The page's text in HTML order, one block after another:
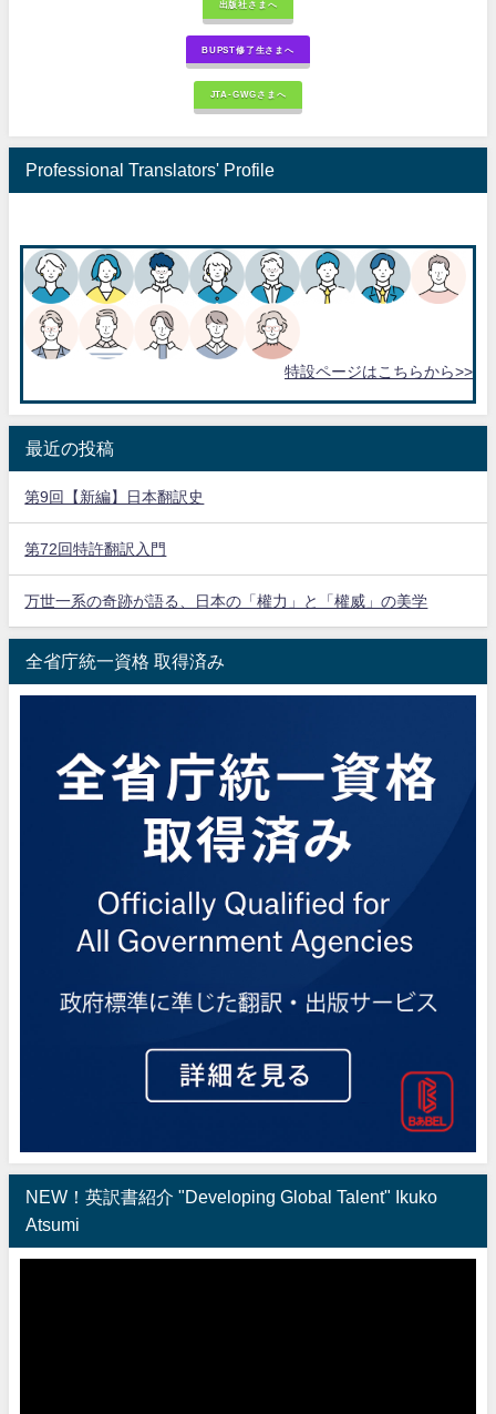
出版社さまへ
BUPST修了生さまへ
JTA-GWGさまへ
Professional Translators' Profile
特設ページはこちらから>>
最近の投稿
第9回【新編】日本翻訳史
第72回特許翻訳入門
万世一系の奇跡が語る、日本の「權力」と「權威」の美学
全省庁統一資格 取得済み
NEW！英訳書紹介 "Developing Global Talent" Ikuko
Atsumi